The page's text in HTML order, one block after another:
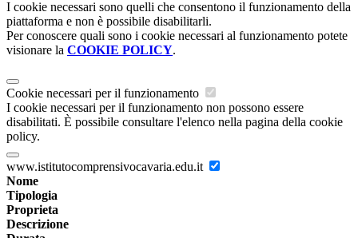
I cookie necessari sono quelli che consentono il funzionamento della
piattaforma e non è possibile disabilitarli.
Per conoscere quali sono i cookie necessari al funzionamento potete
visionare la COOKIE POLICY.
Cookie necessari per il funzionamento
I cookie necessari per il funzionamento non possono essere
disabilitati. È possibile consultare l'elenco nella pagina della cookie
policy.
www.istitutocomprensivocavaria.edu.it
Nome
Tipologia
Proprieta
Descrizione